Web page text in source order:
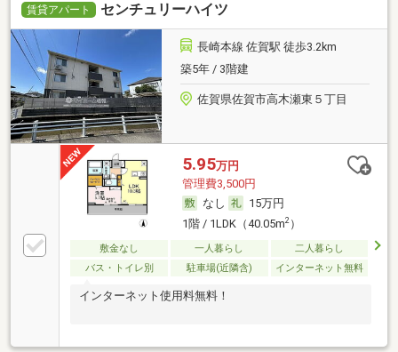
賃貸アパート センチュリーハイツ
長崎本線 佐賀駅 徒歩3.2km
築5年 / 3階建
佐賀県佐賀市高木瀬東５丁目
5.95万円
管理費3,500円
なし
15万円
1階 / 1LDK（40.05m2）
敷金なし 一人暮らし
二人暮らし
バス・トイレ別
駐車場(近隣含) インターネット無料
インターネット使用料無料！